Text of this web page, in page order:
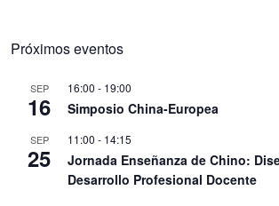
Próximos eventos
SEP
16
16:00 - 19:00
Simposio China-Europea
SEP
25
11:00 - 14:15
Jornada Enseñanza de Chino:
Desarrollo Profesional Docente